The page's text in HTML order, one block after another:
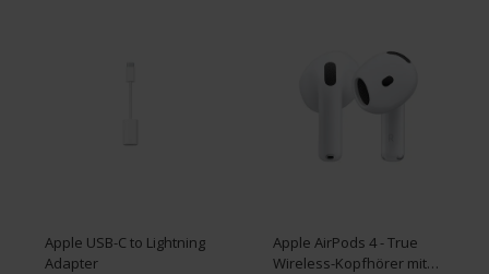
Apple USB-C to Lightning
Adapter
Apple AirPods 4 - True
Wireless-Kopfhörer mit